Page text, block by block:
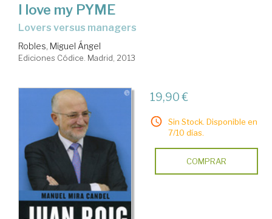
I love my PYME
lovers versus managers
Robles, Miguel Ángel
Ediciones Códice. Madrid, 2013
19,90 €
Sin Stock. Disponible en
7/10 días.
COMPRAR